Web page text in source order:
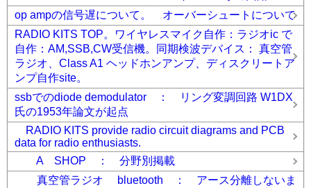
op ampの信号遅について。 オーバーシュートについて
RADIO KITS TOP。ワイヤレスマイク自作：ラジオic で
自作：AM,SSB,CW受信機。同期検波デバイス： 真空管
ラジオ、Class A1 ヘッドホンアンプ、ディスクリートア
ンプ自作site。
ssbでのdiode demodulator ： リング変調回路 W1DX
氏の1953年論文が起点
RADIO KITS provide radio circuit diagrams and PCB
data for radio enthusiasts.
A SHOP ： 分野別掲載
真空管ラジオ bluetooth ： アース分離しないま